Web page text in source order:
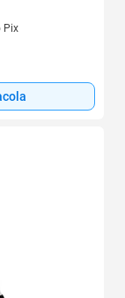
Pix